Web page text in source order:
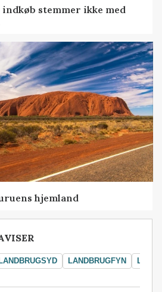
indkøb stemmer ikke med
hjemland
LANDBRUGSYD LANDBRUGFYN